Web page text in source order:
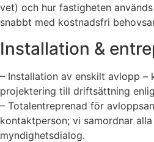
vet) och hur fastigheten
snabbt med kostnadsfri
Installation &
– Installation av enskilt avlopp –
projektering till driftsättning
– Totalentreprenad för
kontaktperson; vi samordnar
myndighetsdialog.